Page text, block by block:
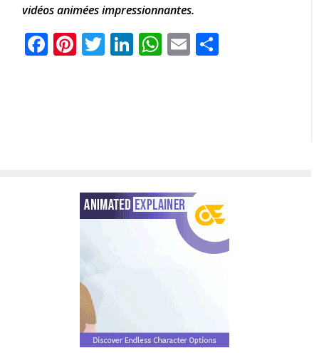
vidéos animées impressionnantes.
Facebook
Pinterest
Twitter
LinkedIn
WhatsApp
Email